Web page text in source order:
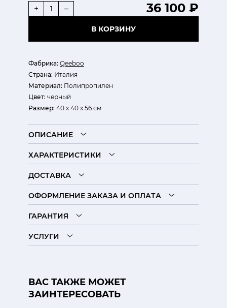
Фабрика: Qeeboo
Страна: Италия
Материал: Полипропилен
Цвет: черный
Размер: 40 x 40 x 56 см
36 100 ₽
+ –
В КОРЗИНУ
ОПИСАНИЕ
ХАРАКТЕРИСТИКИ
ДОСТАВКА
ОФОРМЛЕНИЕ ЗАКАЗА И ОПЛАТА
ГАРАНТИЯ
УСЛУГИ
ВАС ТАКЖЕ МОЖЕТ
ЗАИНТЕРЕСОВАТЬ